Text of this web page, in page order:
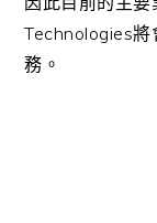
Technologies將
務。